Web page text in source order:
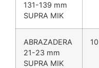
131-139 mm
SUPRA MIK
ABRAZADERA
21-23 mm
SUPRA MIK
10